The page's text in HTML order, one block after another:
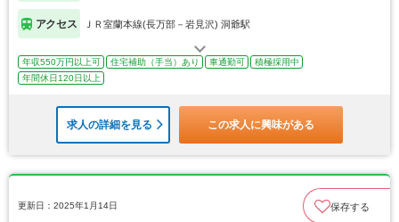
アクセス ＪＲ室蘭本線(長万部－岩見沢) 洞爺駅
年収550万円以上可 住宅補助（手当）あり 車通勤可
積極採用中
年間休日120日以上
求人の詳細を見る この求人に興味がある
更新日：2025年1月14日 保存する